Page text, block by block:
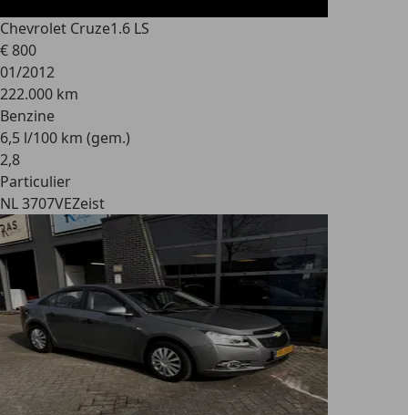
Chevrolet Cruze1.6 LS
€ 800
01/2012
222.000 km
Benzine
6,5 l/100 km (gem.)
2,8
Particulier
NL 3707VEZeist